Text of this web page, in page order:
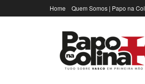
Home Quem Somos | Papo na